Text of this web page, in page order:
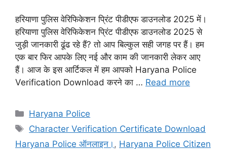
हरियाणा पुलिस वेरिफिकेशन प्रिंट पीडीएफ डाउनलोड 2025 में।
हरियाणा पुलिस वेरिफिकेशन प्रिंट पीडीएफ डाउनलोड 2025 से
जुड़ी जानकारी ढूंढ रहे हैं? तो आप बिल्कुल सही जगह पर हैं। हम
एक बार फिर आपके लिए नई और काम की जानकारी लेकर आए
हैं। आज के इस आर्टिकल में हम आपको Haryana Police
Verification Download करने का … Read more
Categories
Haryana Police
Tags
Character Verification Certificate Download
Haryana Police ऑनलाइन। , Haryana Police Citizen